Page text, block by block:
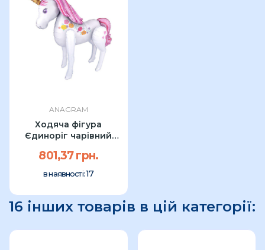
ANAGRAM
Ходяча фігура
Єдиноріг чарівний
801,37 грн.
в наявності:17
16 інших товарів в цій категорії: